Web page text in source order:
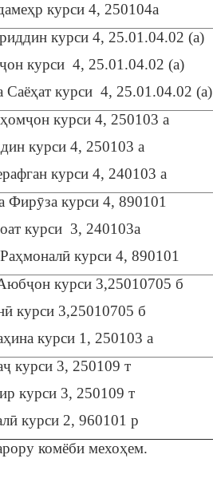
курси 4, 250104а
курси 4, 25.01.04.02 (а)
курси 4, 25.01.04.02 (а)
курси 4, 25.01.04.02 (а)
курси 4, 250103 а
курси 4, 250103 а
курси 4, 240103 а
курси 4, 890101
курси 3, 240103а
курси 4, 890101
курси 3,25010705 б
курси 3,25010705 б
курси 1, 250103 а
курси 3, 250109 т
курси 3, 250109 т
курси 2, 960101 р
комёби мехоҳем.